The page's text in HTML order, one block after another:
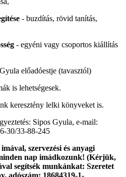
- buzdítás, rövid tanítás,
- egyéni vagy csoportos kiállítás
előadóestje (tavasztól)
is lehetségesek.
keresztény lelki könyveket is.
Sipos Gyula, e-mail:
30/33-88-245
szervezési és anyagi
nap imádkozunk! (Kérjük,
segítsék munkánkat: Szeretet
adószám: 18684319-1-